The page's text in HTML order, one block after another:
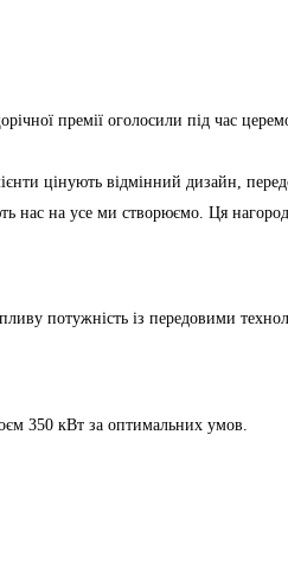
премії оголосили під час
цінують відмінний дизайн,
нас на усе ми створюємо. Ця
потужність із передовими
350 кВт за оптимальних умов.